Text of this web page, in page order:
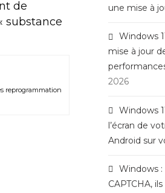
de
substance
reprogrammation
une mise à
Windows
mise à jour
2026
Windows
l’écran de
Android sur
Windows
CAPTCHA,